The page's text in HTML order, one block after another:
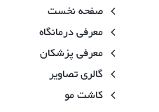
صفحه نخست
معرفی درمانگاه
معرفی پزشکان
گالری تصاویر
کاشت مو